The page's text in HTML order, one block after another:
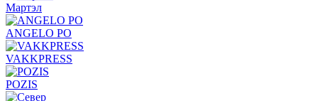
Мартэл
ANGELO PO
VAKKPRESS
POZIS